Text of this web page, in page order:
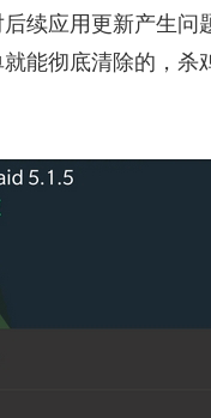
续应用更新产生
能彻底清除的，